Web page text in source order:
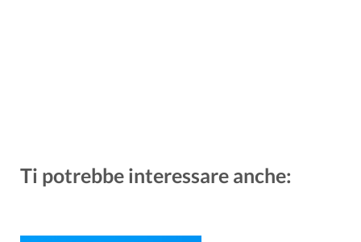
Ti potrebbe interessare anche: